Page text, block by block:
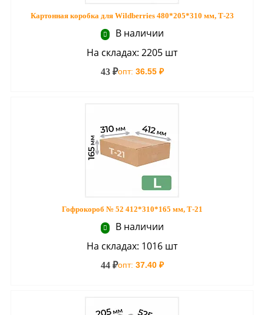
Картонная коробка для Wildberries 480*205*310 мм, Т-23
В наличии
На складах: 2205 шт
43 ₽опт: 36.55 ₽
Гофрокороб № 52 412*310*165 мм, Т-21
В наличии
На складах: 1016 шт
44 ₽опт: 37.40 ₽